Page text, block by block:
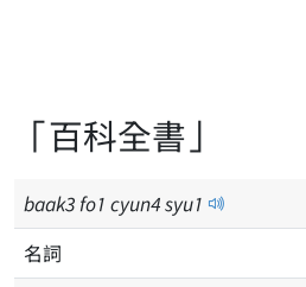
「百科全書」
baak3fo1 cyun4syu1
名詞